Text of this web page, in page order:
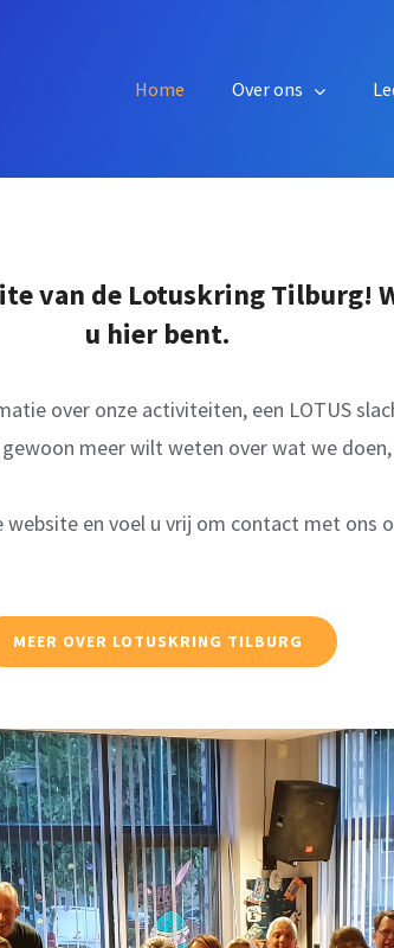
Home Over ons
van de Lotuskring Tilburg!
u hier bent.
over onze activiteiten, een LOTUS
meer wilt weten over wat we
en voel u vrij om contact met ons
MEER OVER LOTUSKRING TILBURG